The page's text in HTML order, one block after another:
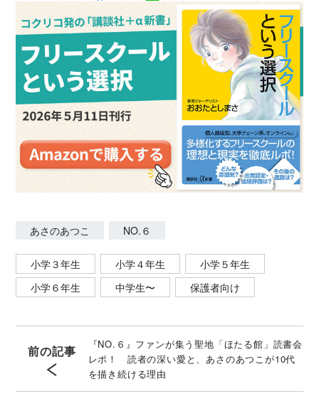
あさのあつこ NO.６
小学３年生 小学４年生
小学５年生
小学６年生
中学生〜 保護者向け
前の記事
『NO.６』ファンが集う聖地「ほたる館」読書会
レポ！ 読者の深い愛と、あさのあつこが10代
を描き続ける理由